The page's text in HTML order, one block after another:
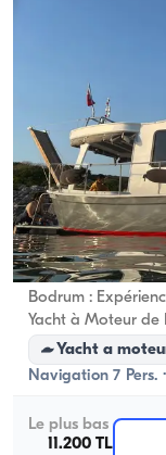
Bodrum, Muğla
Bodrum :
Yacht à Moteur de
Bodrum et
Yacht a
Navigation 7 Pers.
Le plus bas
11.200 TL